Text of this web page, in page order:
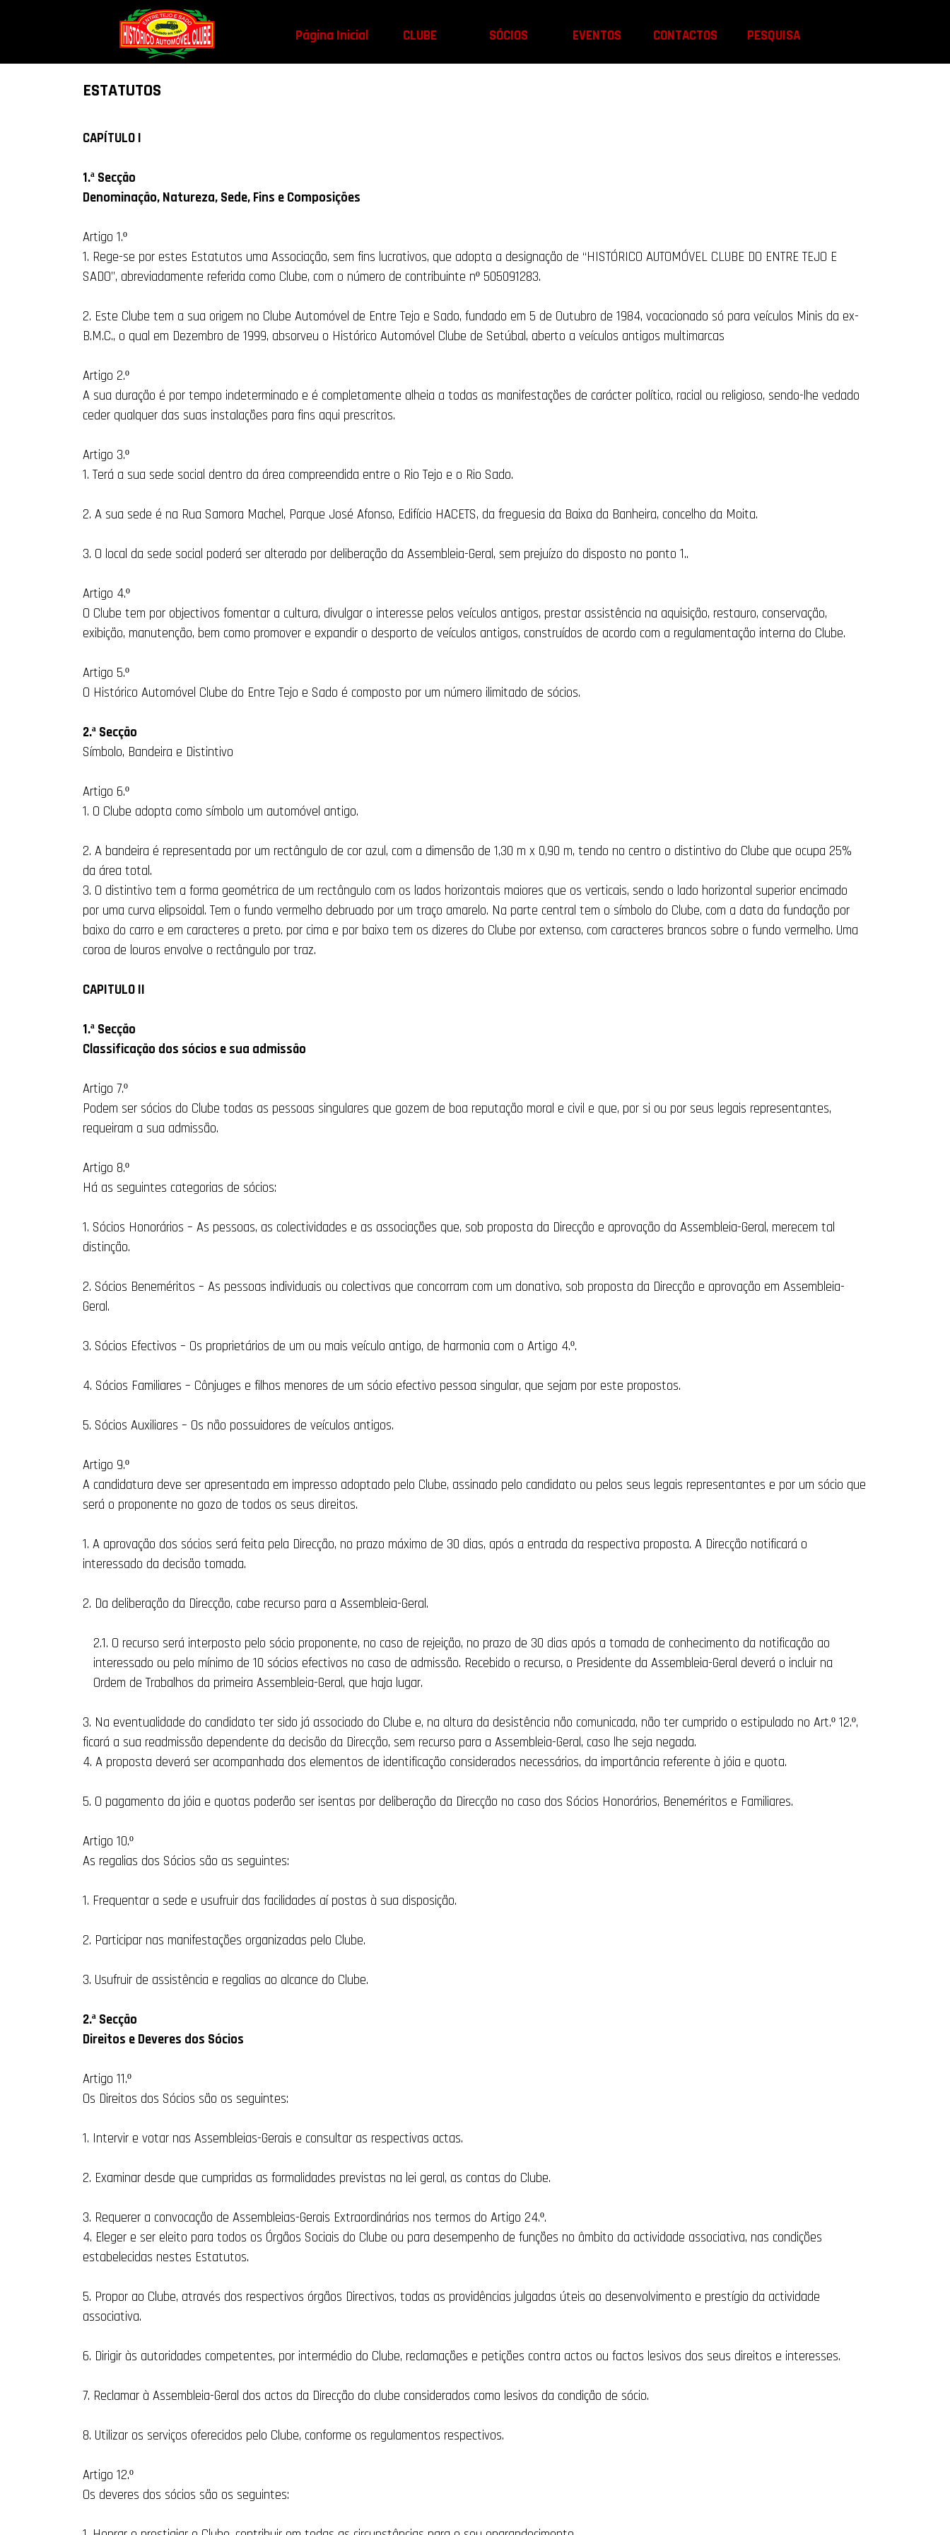
Página Inicial CLUBE SÓCIOS EVENTOS CONTACTOS PESQUISA
ESTATUTOS
CAPÍTULO I
1.ª Secção
Denominação, Natureza, Sede, Fins e Composições
Artigo 1.º
1. Rege-se por estes Estatutos uma Associação, sem fins lucrativos, que adopta a designação de “HISTÓRICO AUTOMÓVEL CLUBE DO ENTRE TEJO E
SADO”, abreviadamente referida como Clube, com o número de contribuinte nº 505091283.
2. Este Clube tem a sua origem no Clube Automóvel de Entre Tejo e Sado, fundado em 5 de Outubro de 1984, vocacionado só para veículos Minis da ex-
B.M.C., o qual em Dezembro de 1999, absorveu o Histórico Automóvel Clube de Setúbal, aberto a veículos antigos multimarcas
Artigo 2.º
A sua duração é por tempo indeterminado e é completamente alheia a todas as manifestações de carácter político, racial ou religioso, sendo-lhe vedado
ceder qualquer das suas instalações para fins aqui prescritos.
Artigo 3.º
1. Terá a sua sede social dentro da área compreendida entre o Rio Tejo e o Rio Sado.
2. A sua sede é na Rua Samora Machel, Parque José Afonso, Edifício HACETS, da freguesia da Baixa da Banheira, concelho da Moita.
3. O local da sede social poderá ser alterado por deliberação da Assembleia-Geral, sem prejuízo do disposto no ponto 1..
Artigo 4.º
O Clube tem por objectivos fomentar a cultura, divulgar o interesse pelos veículos antigos, prestar assistência na aquisição, restauro, conservação,
exibição, manutenção, bem como promover e expandir o desporto de veículos antigos, construídos de acordo com a regulamentação interna do Clube.
Artigo 5.º
O Histórico Automóvel Clube do Entre Tejo e Sado é composto por um número ilimitado de sócios.
2.ª Secção
Símbolo, Bandeira e Distintivo
Artigo 6.º
1. O Clube adopta como símbolo um automóvel antigo.
2. A bandeira é representada por um rectângulo de cor azul, com a dimensão de 1,30 m x 0,90 m, tendo no centro o distintivo do Clube que ocupa 25%
da área total.
3. O distintivo tem a forma geométrica de um rectângulo com os lados horizontais maiores que os verticais, sendo o lado horizontal superior encimado
por uma curva elipsoidal. Tem o fundo vermelho debruado por um traço amarelo. Na parte central tem o símbolo do Clube, com a data da fundação por
baixo do carro e em caracteres a preto. por cima e por baixo tem os dizeres do Clube por extenso, com caracteres brancos sobre o fundo vermelho. Uma
coroa de louros envolve o rectângulo por traz.
CAPITULO II
1.ª Secção
Classificação dos sócios e sua admissão
Artigo 7.º
Podem ser sócios do Clube todas as pessoas singulares que gozem de boa reputação moral e civil e que, por si ou por seus legais representantes,
requeiram a sua admissão.
Artigo 8.º
Há as seguintes categorias de sócios:
1. Sócios Honorários – As pessoas, as colectividades e as associações que, sob proposta da Direcção e aprovação da Assembleia-Geral, merecem tal
distinção.
2. Sócios Beneméritos – As pessoas individuais ou colectivas que concorram com um donativo, sob proposta da Direcção e aprovação em Assembleia-
Geral.
3. Sócios Efectivos – Os proprietários de um ou mais veículo antigo, de harmonia com o Artigo 4.º.
4. Sócios Familiares – Cônjuges e filhos menores de um sócio efectivo pessoa singular, que sejam por este propostos.
5. Sócios Auxiliares – Os não possuidores de veículos antigos.
Artigo 9.º
A candidatura deve ser apresentada em impresso adoptado pelo Clube, assinado pelo candidato ou pelos seus legais representantes e por um sócio que
será o proponente no gozo de todos os seus direitos.
1. A aprovação dos sócios será feita pela Direcção, no prazo máximo de 30 dias, após a entrada da respectiva proposta. A Direcção notificará o
interessado da decisão tomada.
2. Da deliberação da Direcção, cabe recurso para a Assembleia-Geral.
2.1. O recurso será interposto pelo sócio proponente, no caso de rejeição, no prazo de 30 dias após a tomada de conhecimento da notificação ao
interessado ou pelo mínimo de 10 sócios efectivos no caso de admissão. Recebido o recurso, o Presidente da Assembleia-Geral deverá o incluir na
Ordem de Trabalhos da primeira Assembleia-Geral, que haja lugar.
3. Na eventualidade do candidato ter sido já associado do Clube e, na altura da desistência não comunicada, não ter cumprido o estipulado no Art.º 12.º,
ficará a sua readmissão dependente da decisão da Direcção, sem recurso para a Assembleia-Geral, caso lhe seja negada.
4. A proposta deverá ser acompanhada dos elementos de identificação considerados necessários, da importância referente à jóia e quota.
5. O pagamento da jóia e quotas poderão ser isentas por deliberação da Direcção no caso dos Sócios Honorários, Beneméritos e Familiares.
Artigo 10.º
As regalias dos Sócios são as seguintes:
1. Frequentar a sede e usufruir das facilidades aí postas à sua disposição.
2. Participar nas manifestações organizadas pelo Clube.
3. Usufruir de assistência e regalias ao alcance do Clube.
2.ª Secção
Direitos e Deveres dos Sócios
Artigo 11.º
Os Direitos dos Sócios são os seguintes:
1. Intervir e votar nas Assembleias-Gerais e consultar as respectivas actas.
2. Examinar desde que cumpridas as formalidades previstas na lei geral, as contas do Clube.
3. Requerer a convocação de Assembleias-Gerais Extraordinárias nos termos do Artigo 24.º.
4. Eleger e ser eleito para todos os Órgãos Sociais do Clube ou para desempenho de funções no âmbito da actividade associativa, nas condições
estabelecidas nestes Estatutos.
5. Propor ao Clube, através dos respectivos órgãos Directivos, todas as providências julgadas úteis ao desenvolvimento e prestígio da actividade
associativa.
6. Dirigir às autoridades competentes, por intermédio do Clube, reclamações e petições contra actos ou factos lesivos dos seus direitos e interesses.
7. Reclamar à Assembleia-Geral dos actos da Direcção do clube considerados como lesivos da condição de sócio.
8. Utilizar os serviços oferecidos pelo Clube, conforme os regulamentos respectivos.
Artigo 12.º
Os deveres dos sócios são os seguintes: